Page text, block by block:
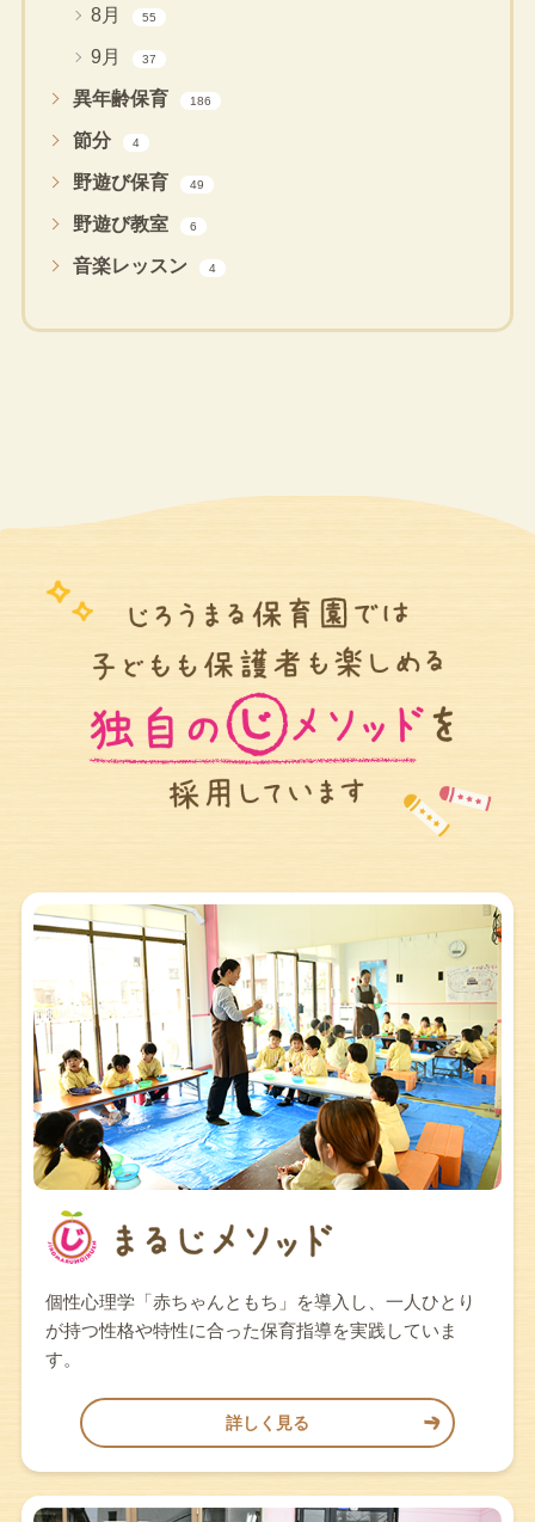
8月 55
9月 37
異年齢保育 186
節分 4
野遊び保育 49
野遊び教室 6
音楽レッスン 4
個性心理学「赤ちゃんともち」を導入し、一人ひとり
が持つ性格や特性に合った保育指導を実践していま
す。
詳しく見る